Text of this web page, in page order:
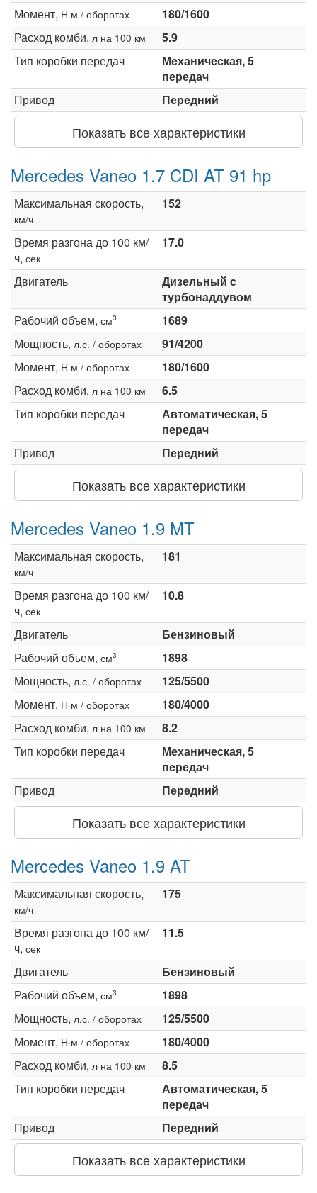
Момент, Н·м / оборотах
180/1600
Расход комби, л на 100 км
5.9
Тип коробки передач
Механическая, 5
передач
Привод
Передний
Показать все характеристики
Mercedes Vaneo 1.7 CDI AT 91 hp
Максимальная скорость,
км/ч
152
Время разгона до 100 км/
ч, сек
17.0
Двигатель
Дизельный c
турбонаддувом
Рабочий объем, см3
1689
Мощность, л.с. / оборотах
91/4200
Момент, Н·м / оборотах
180/1600
Расход комби, л на 100 км
6.5
Тип коробки передач
Автоматическая, 5
передач
Привод
Передний
Показать все характеристики
Mercedes Vaneo 1.9 MT
Максимальная скорость,
км/ч
181
Время разгона до 100 км/
ч, сек
10.8
Двигатель
Бензиновый
Рабочий объем, см3
1898
Мощность, л.с. / оборотах
125/5500
Момент, Н·м / оборотах
180/4000
Расход комби, л на 100 км
8.2
Тип коробки передач
Механическая, 5
передач
Привод
Передний
Показать все характеристики
Mercedes Vaneo 1.9 AT
Максимальная скорость,
км/ч
175
Время разгона до 100 км/
ч, сек
11.5
Двигатель
Бензиновый
Рабочий объем, см3
1898
Мощность, л.с. / оборотах
125/5500
Момент, Н·м / оборотах
180/4000
Расход комби, л на 100 км
8.5
Тип коробки передач
Автоматическая, 5
передач
Привод
Передний
Показать все характеристики